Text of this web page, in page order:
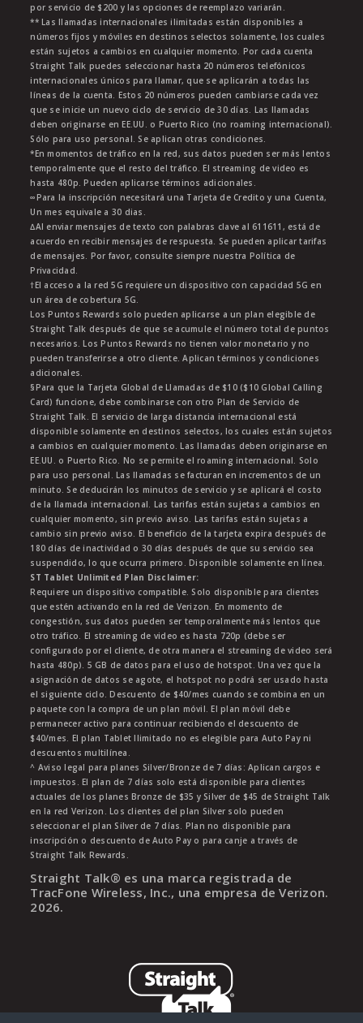
por servicio de $200 y las opciones de reemplazo variarán.
** Las llamadas internacionales ilimitadas están disponibles a
números fijos y móviles en destinos selectos solamente, los cuales
están sujetos a cambios en cualquier momento. Por cada cuenta
Straight Talk puedes seleccionar hasta 20 números telefónicos
internacionales únicos para llamar, que se aplicarán a todas las
líneas de la cuenta. Estos 20 números pueden cambiarse cada vez
que se inicie un nuevo ciclo de servicio de 30 días. Las llamadas
deben originarse en EE.UU. o Puerto Rico (no roaming internacional).
Sólo para uso personal. Se aplican otras condiciones.
*En momentos de tráfico en la red, sus datos pueden ser más lentos
temporalmente que el resto del tráfico. El streaming de video es
hasta 480p. Pueden aplicarse términos adicionales.
∞Para la inscripción necesitará una Tarjeta de Credito y una Cuenta,
Un mes equivale a 30 dias.
∆Al enviar mensajes de texto con palabras clave al 611611, está de
acuerdo en recibir mensajes de respuesta. Se pueden aplicar tarifas
de mensajes. Por favor, consulte siempre nuestra Política de
Privacidad.
†El acceso a la red 5G requiere un dispositivo con capacidad 5G en
un área de cobertura 5G.
Los Puntos Rewards solo pueden aplicarse a un plan elegible de
Straight Talk después de que se acumule el número total de puntos
necesarios. Los Puntos Rewards no tienen valor monetario y no
pueden transferirse a otro cliente. Aplican términos y condiciones
adicionales.
§Para que la Tarjeta Global de Llamadas de $10 ($10 Global Calling
Card) funcione, debe combinarse con otro Plan de Servicio de
Straight Talk. El servicio de larga distancia internacional está
disponible solamente en destinos selectos, los cuales están sujetos
a cambios en cualquier momento. Las llamadas deben originarse en
EE.UU. o Puerto Rico. No se permite el roaming internacional. Solo
para uso personal. Las llamadas se facturan en incrementos de un
minuto. Se deducirán los minutos de servicio y se aplicará el costo
de la llamada internacional. Las tarifas están sujetas a cambios en
cualquier momento, sin previo aviso. Las tarifas están sujetas a
cambio sin previo aviso. El beneficio de la tarjeta expira después de
180 días de inactividad o 30 días después de que su servicio sea
suspendido, lo que ocurra primero. Disponible solamente en línea.
ST Tablet Unlimited Plan Disclaimer:
Requiere un dispositivo compatible. Solo disponible para clientes
que estén activando en la red de Verizon. En momento de
congestión, sus datos pueden ser temporalmente más lentos que
otro tráfico. El streaming de video es hasta 720p (debe ser
configurado por el cliente, de otra manera el streaming de video será
hasta 480p). 5 GB de datos para el uso de hotspot. Una vez que la
asignación de datos se agote, el hotspot no podrá ser usado hasta
el siguiente ciclo. Descuento de $40/mes cuando se combina en un
paquete con la compra de un plan móvil. El plan móvil debe
permanecer activo para continuar recibiendo el descuento de
$40/mes. El plan Tablet Ilimitado no es elegible para Auto Pay ni
descuentos multilínea.
^ Aviso legal para planes Silver/Bronze de 7 días: Aplican cargos e
impuestos. El plan de 7 días solo está disponible para clientes
actuales de los planes Bronze de $35 y Silver de $45 de Straight Talk
en la red Verizon. Los clientes del plan Silver solo pueden
seleccionar el plan Silver de 7 días. Plan no disponible para
inscripción o descuento de Auto Pay o para canje a través de
Straight Talk Rewards.
Straight Talk® es una marca registrada de
TracFone Wireless, Inc., una empresa de Verizon.
2026.